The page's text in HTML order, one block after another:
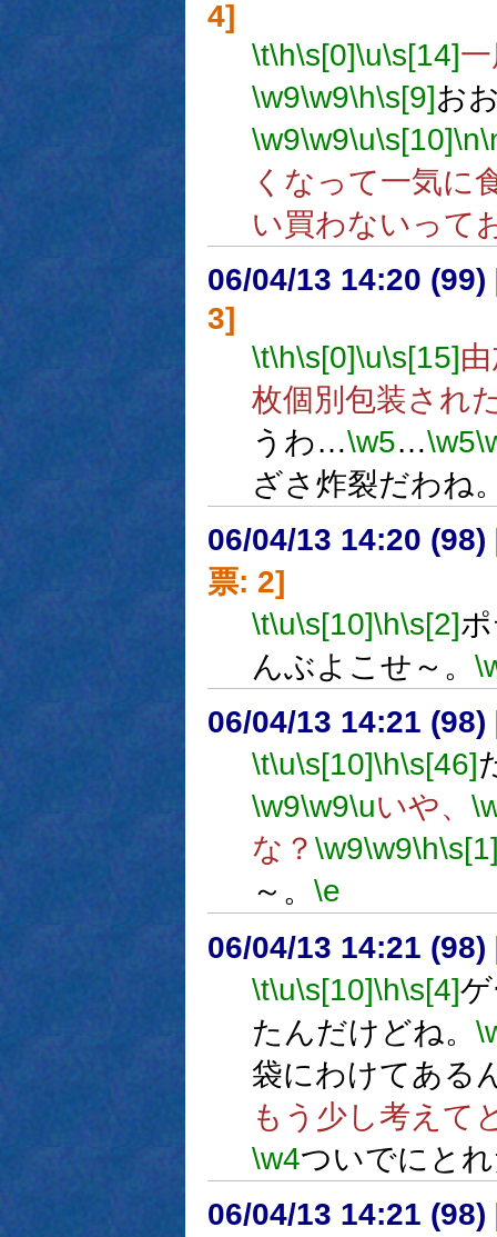
4]
\t\h\s[0]\u\s[14]
\w9\w9\h\s[9]お
\w9\w9\u\s[10]\n
くなって一気に
い買わないって
06/04/13 14:20 (99)
3]
\t\h\s[0]\u\s[15]
枚個別包装され
うわ…\w5…\w5
ざさ炸裂だわね
06/04/13 14:20 (98)
票: 2]
\t\u\s[10]\h\s[2]
んぶよこせ～。
06/04/13 14:21 (98)
\t\u\s[10]\h\s[46]
\w9\w9\uいや、
な？ \w9\w9\h
～。 \e
06/04/13 14:21 (98)
\t\u\s[10]\h\s[4]
たんだけどね。
袋にわけてある
もう少し考えて
\w4ついでにと
06/04/13 14:21 (98)